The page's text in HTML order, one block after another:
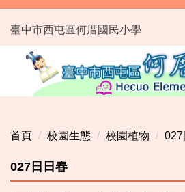
跳
到
主
臺中市西屯區何厝國民小學
首頁 校園生態 校園植物 027
027日日春